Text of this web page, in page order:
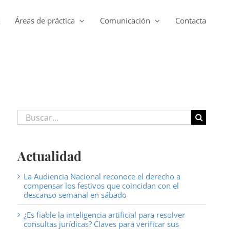
Áreas de práctica Comunicación Contacta
Buscar:
Actualidad
La Audiencia Nacional reconoce el derecho a
compensar los festivos que coincidan con el
descanso semanal en sábado
¿Es fiable la inteligencia artificial para resolver
consultas jurídicas? Claves para verificar sus